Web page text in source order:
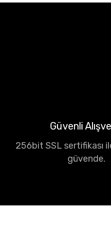
Güvenli
256bit SSL sertifikası
güvende.